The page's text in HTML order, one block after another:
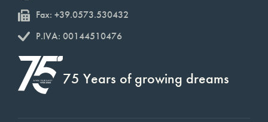
Fax: +39.0573.530432
P.IVA: 00144510476
75 Years of growing dreams